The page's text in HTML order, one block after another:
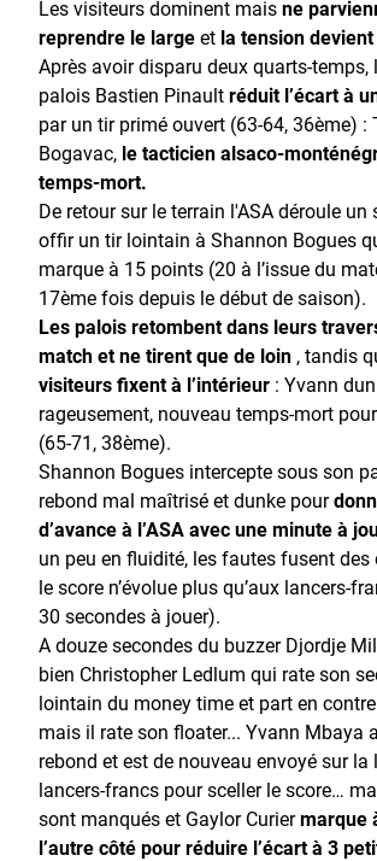
Les visiteurs dominent maisne
reprendre le largeet la tension
Après avoir disparu deux quarts-temps,
palois Bastien Pinaultréduit l’écart à
par un tir primé ouvert (63-64, 36ème) :
Bogavac, le tacticien alsaco-
temps-mort.
De retour sur le terrain l'ASA déroule un
offir un tir lointain à Shannon Bogues
marque à 15 points (20 à l’issue du
17ème fois depuis le début de saison).
Les palois retombent dans leurs
match et ne tirent que de loin , tandis
visiteurs fixent à l’intérieur : Yvann
rageusement, nouveau temps-mort
(65-71, 38ème).
Shannon Bogues intercepte sous son
rebond mal maîtrisé et dunke pour
d’avance à l’ASA avec une minute à
un peu en fluidité, les fautes fusent des
le score n’évolue plus qu’aux lancers-
30 secondes à jouer).
A douze secondes du buzzer Djordje
bien Christopher Ledlum qui rate son
lointain du money time et part en
mais il rate son floater... Yvann Mbaya
rebond et est de nouveau envoyé sur la
lancers-francs pour sceller le score…
sont manqués et Gaylor Curiermarque
l’autre côté pour réduire l’écart à 3